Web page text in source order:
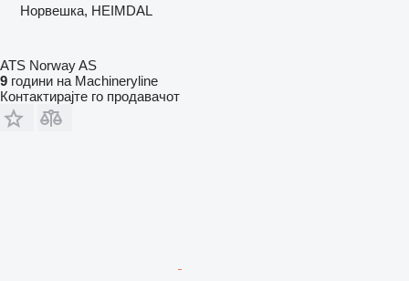
Норвешка, HEIMDAL
ATS Norway AS
9 години на Machineryline
Контактирајте го продавачот